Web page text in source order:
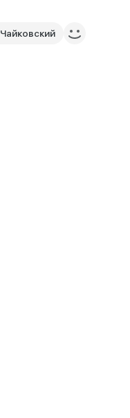
Чайковский